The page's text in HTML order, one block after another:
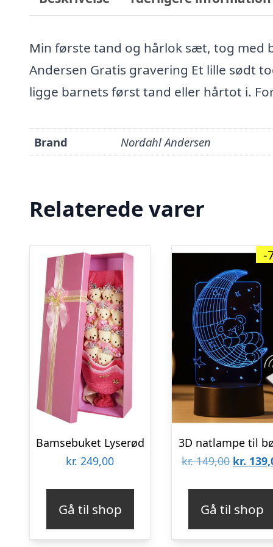
Min første tand og hårlok sæt, tog med
Andersen Gratis gravering Et lille sødt
ligge barnets først tand eller hårtot i.
Brand Nordahl Andersen
Relaterede varer
Bamsebuket Lyserød
kr. 249,00
Gå til shop
-
3D natlampe til
kr.149,00 Den
var:
kr.
kr.
Gå til shop